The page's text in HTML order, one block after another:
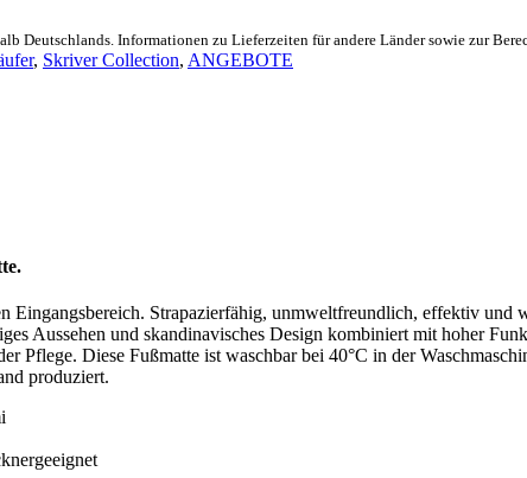
Deutschlands. Informationen zu Lieferzeiten für andere Länder sowie zur
, Skriver Collection, ANGEBOTE
Eingangsbereich. Strapazierfähig, unmweltfreundlich, effektiv
Aussehen und skandinavisches Design kombiniert mit hoher
Pflege. Diese Fußmatte ist waschbar bei 40°C in der
produziert.